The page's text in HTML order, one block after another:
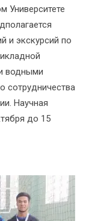
Университете
и экскурсий по
водными
сотрудничества
Научная
до 15